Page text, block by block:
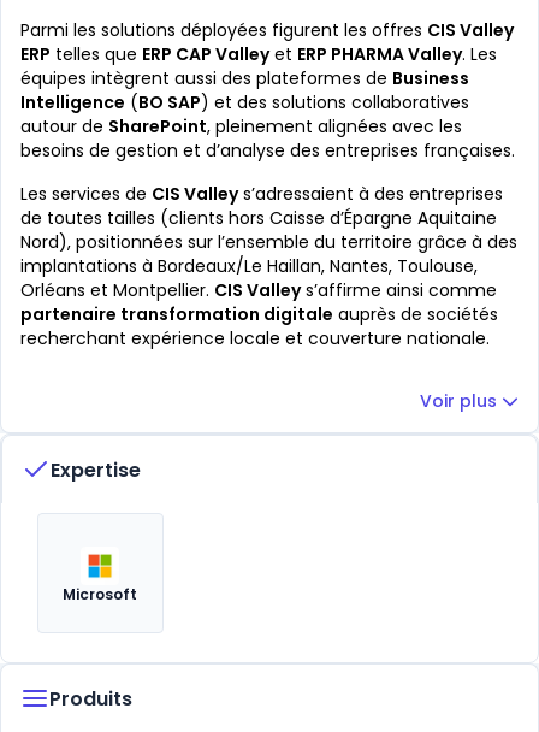
Parmi les solutions déployées figurent les offres CIS Valley
ERP telles que ERP CAP Valleyet ERP PHARMA Valley. Les
équipes intègrent aussi des plateformes de Business
Intelligence (BO SAP) et des solutions collaboratives
autour de SharePoint, pleinement alignées avec les
besoins de gestion et d’analyse des entreprises françaises.
Les services de CIS Valleys’adressaient à des entreprises
de toutes tailles (clients hors Caisse d’Épargne Aquitaine
Nord), positionnées sur l’ensemble du territoire grâce à des
implantations à Bordeaux/Le Haillan, Nantes, Toulouse,
Orléans et Montpellier. CIS Valleys’affirme ainsi comme
partenaire transformation digitale auprès de sociétés
recherchant expérience locale et couverture nationale.
Voir plus
Expertise
Microsoft
Produits